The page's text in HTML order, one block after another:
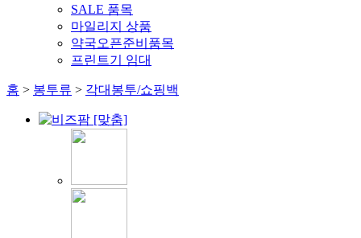
SALE 품목
마일리지 상품
약국오픈준비품목
프린트기 임대
홈 > 봉투류 > 각대봉투/쇼핑백